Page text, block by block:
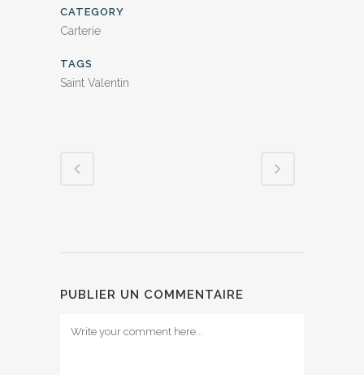
CATEGORY
Carterie
TAGS
Saint Valentin
PUBLIER UN COMMENTAIRE